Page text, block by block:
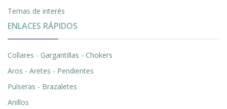
Temas de interés
ENLACES RÁPIDOS
Collares - Gargantillas - Chokers
Aros - Aretes - Pendientes
Pulseras - Brazaletes
Anillos